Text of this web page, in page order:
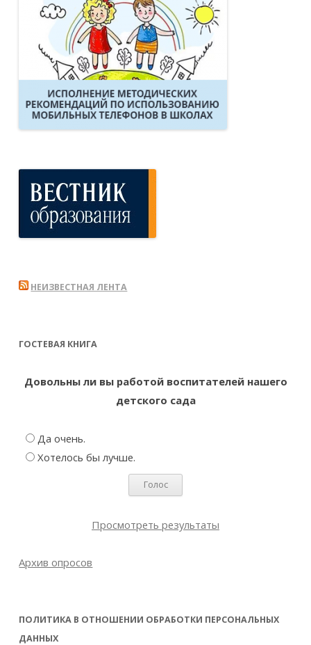
НЕИЗВЕСТНАЯ ЛЕНТА
ГОСТЕВАЯ КНИГА
Довольны ли вы работой воспитателей нашего
детского сада
Да очень.
Хотелось бы лучше.
Просмотреть результаты
Архив опросов
ПОЛИТИКА В ОТНОШЕНИИ ОБРАБОТКИ ПЕРСОНАЛЬНЫХ
ДАННЫХ